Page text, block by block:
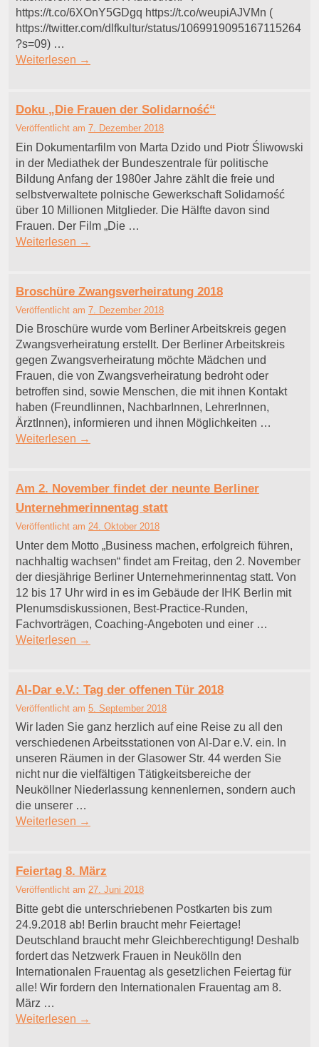
https://t.co/6XOnY5GDgq https://t.co/weupiAJVMn (
https://twitter.com/dlfkultur/status/1069919095167115264
?s=09) …
Weiterlesen →
Doku „Die Frauen der Solidarność“
Veröffentlicht am 7. Dezember 2018
Ein Dokumentarfilm von Marta Dzido und Piotr Śliwowski
in der Mediathek der Bundeszentrale für politische
Bildung Anfang der 1980er Jahre zählt die freie und
selbstverwaltete polnische Gewerkschaft Solidarność
über 10 Millionen Mitglieder. Die Hälfte davon sind
Frauen. Der Film „Die …
Weiterlesen →
Broschüre Zwangsverheiratung 2018
Veröffentlicht am 7. Dezember 2018
Die Broschüre wurde vom Berliner Arbeitskreis gegen
Zwangsverheiratung erstellt. Der Berliner Arbeitskreis
gegen Zwangsverheiratung möchte Mädchen und
Frauen, die von Zwangsverheiratung bedroht oder
betroffen sind, sowie Menschen, die mit ihnen Kontakt
haben (FreundIinnen, NachbarInnen, LehrerInnen,
ÄrztInnen), informieren und ihnen Möglichkeiten …
Weiterlesen →
Am 2. November findet der neunte Berliner
Unternehmerinnentag statt
Veröffentlicht am 24. Oktober 2018
Unter dem Motto „Business machen, erfolgreich führen,
nachhaltig wachsen“ findet am Freitag, den 2. November
der diesjährige Berliner Unternehmerinnentag statt. Von
12 bis 17 Uhr wird in es im Gebäude der IHK Berlin mit
Plenumsdiskussionen, Best-Practice-Runden,
Fachvorträgen, Coaching-Angeboten und einer …
Weiterlesen →
Al-Dar e.V.: Tag der offenen Tür 2018
Veröffentlicht am 5. September 2018
Wir laden Sie ganz herzlich auf eine Reise zu all den
verschiedenen Arbeitsstationen von Al-Dar e.V. ein. In
unseren Räumen in der Glasower Str. 44 werden Sie
nicht nur die vielfältigen Tätigkeitsbereiche der
Neuköllner Niederlassung kennenlernen, sondern auch
die unserer …
Weiterlesen →
Feiertag 8. März
Veröffentlicht am 27. Juni 2018
Bitte gebt die unterschriebenen Postkarten bis zum
24.9.2018 ab! Berlin braucht mehr Feiertage!
Deutschland braucht mehr Gleichberechtigung! Deshalb
fordert das Netzwerk Frauen in Neukölln den
Internationalen Frauentag als gesetzlichen Feiertag für
alle! Wir fordern den Internationalen Frauentag am 8.
März …
Weiterlesen →